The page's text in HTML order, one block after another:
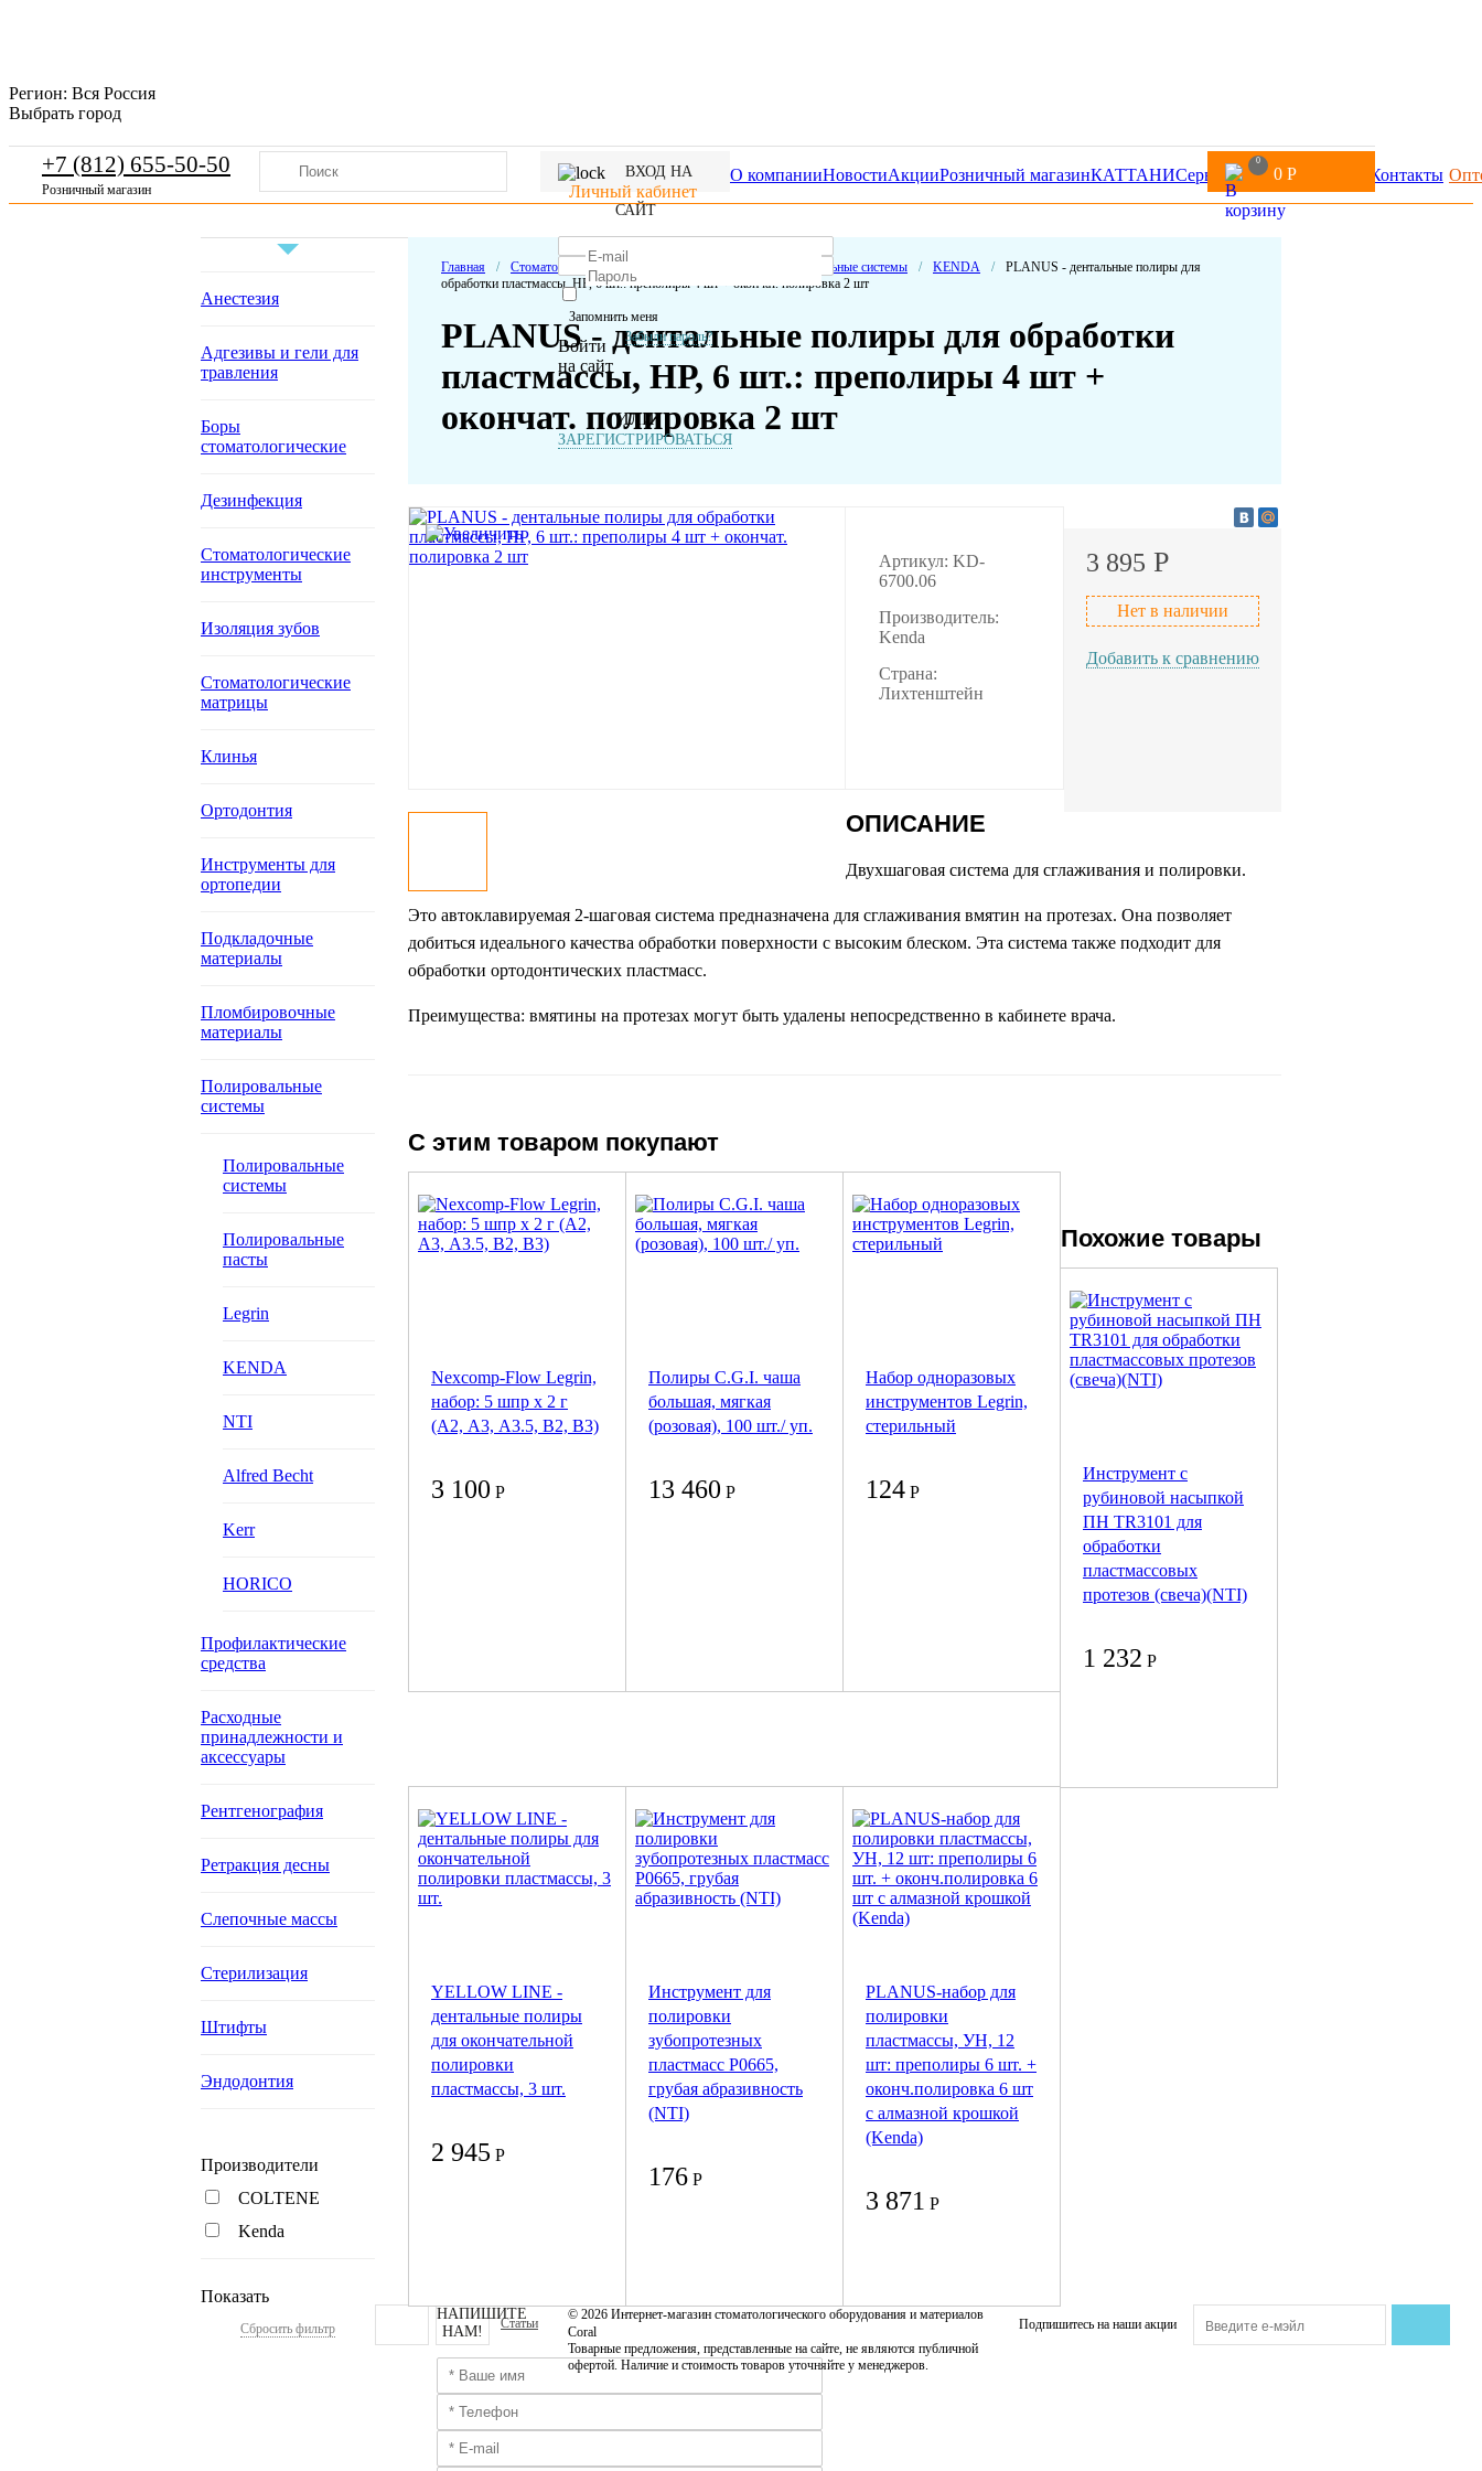
Регион: Вся Россия
Выбрать город
+7 (812) 655-50-50
Розничный магазин Личный кабинет
ВХОД НА
САЙТ
Запомнить меня
Забыли пароль?
Войти
на сайт
ИЛИ
ЗАРЕГИСТРИРОВАТЬСЯ
0
0 Р
О компанииНовостиАкцииРозничный магазинКАТТАНИСервисДоставка и оплата Контакты
Анестезия
Адгезивы и гели для
травления
Боры
стоматологические
Дезинфекция
Стоматологические
инструменты
Изоляция зубов
Стоматологические
матрицы
Клинья
Ортодонтия
Инструменты для
ортопедии
Подкладочные
материалы
Пломбировочные
материалы
Полировальные
системы
Полировальные
системы
Полировальные
пасты
Legrin
KENDA
NTI
Alfred Becht
Kerr
HORICO
Профилактические
средства
Расходные
принадлежности и
аксессуары
Рентгенография
Ретракция десны
Слепочные массы
Стерилизация
Штифты
Эндодонтия
Производители
COLTENE
Kenda
Показать
Сбросить фильтр
Главная / Стоматологические расходные материалы Полировальные системы / KENDA /
PLANUS - дентальные полиры для
обработки пластмассы, НР, 6 шт.: преполиры 4 шт + окончат. полировка 2 шт
PLANUS - дентальные полиры для обработки
пластмассы, НР, 6 шт.: преполиры 4 шт +
окончат. полировка 2 шт
Артикул: KD-
6700.06
Производитель:
Kenda
Страна:
Лихтенштейн
3 895 Р
Нет в наличии
Добавить к сравнению
ОПИСАНИЕ
Двухшаговая система для сглаживания и полировки.
Это автоклавируемая 2-шаговая система предназначена для сглаживания вмятин на протезах. Она позволяет
добиться идеального качества обработки поверхности с высоким блеском. Эта система также подходит для
обработки ортодонтических пластмасс.
Преимущества: вмятины на протезах могут быть удалены непосредственно в кабинете врача.
С этим товаром покупают
Nexcomp-Flow Legrin,
набор: 5 шпр х 2 г
(А2, А3, А3.5, В2, В3)
3 100 Р
Полиры C.G.I. чаша
большая, мягкая
(розовая), 100 шт./ уп.
13 460 Р
Набор одноразовых
инструментов Legrin,
стерильный
124 Р
Похожие товары
Инструмент с
рубиновой насыпкой
ПН TR3101 для
обработки
пластмассовых
протезов (свеча)(NTI)
1 232 Р
YELLOW LINE -
дентальные полиры
для окончательной
полировки
пластмассы, 3 шт.
2 945 Р
Инструмент для
полировки
зубопротезных
пластмасс P0665,
грубая абразивность
(NTI)
176 Р
PLANUS-набор для
полировки
пластмассы, УН, 12
шт: преполиры 6 шт. +
оконч.полировка 6 шт
с алмазной крошкой
(Kenda)
3 871 Р
НАПИШИТЕ
НАМ!
Статьи
© 2026 Интернет-магазин стоматологического оборудования и материалов
Coral
Подпишитесь на наши акции
Товарные предложения, представленные на сайте, не являются публичной
офертой. Наличие и стоимость товаров уточняйте у менеджеров.